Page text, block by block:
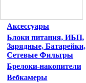
Аксессуары
Блоки питания, ИБП,
Зарядные, Батарейки,
Сетевые Фильтры
Брелоки-накопители
Вебкамеры